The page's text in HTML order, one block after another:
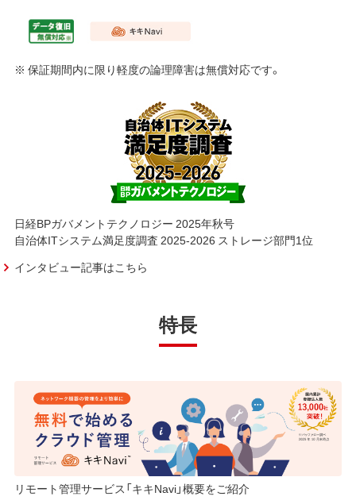
※ 保証期間内に限り軽度の論理障害は無償対応です。
日経BPガバメントテクノロジー 2025年秋号
自治体ITシステム満足度調査 2025-2026 ストレージ部門1位
インタビュー記事はこちら
特長
リモート管理サービス「キキNavi」概要をご紹介